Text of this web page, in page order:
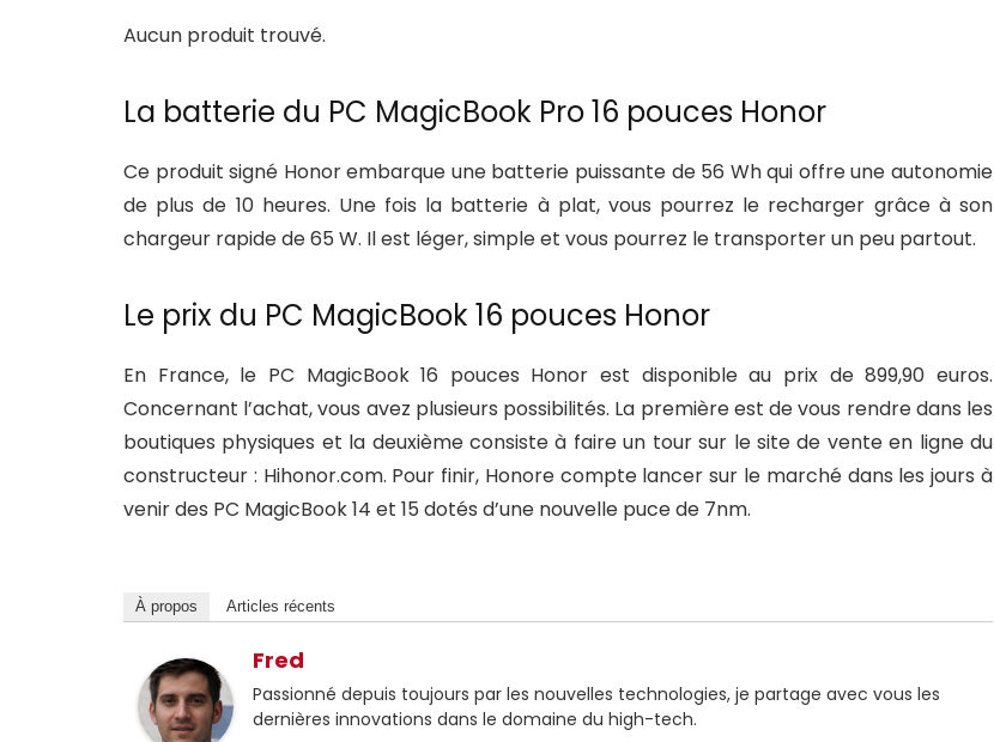
Aucun produit trouvé.
La batterie du PC MagicBook Pro 16 pouces Honor
Ce produit signé Honor embarque une batterie puissante de 56 Wh qui offre une autonomie
de plus de 10 heures. Une fois la batterie à plat, vous pourrez le recharger grâce à son
chargeur rapide de 65 W. Il est léger, simple et vous pourrez le transporter un peu partout.
Le prix du PC MagicBook 16 pouces Honor
En France, le PC MagicBook 16 pouces Honor est disponible au prix de 899,90 euros.
Concernant l’achat, vous avez plusieurs possibilités. La première est de vous rendre dans les
boutiques physiques et la deuxième consiste à faire un tour sur le site de vente en ligne du
constructeur : Hihonor.com. Pour finir, Honore compte lancer sur le marché dans les jours à
venir des PC MagicBook 14 et 15 dotés d’une nouvelle puce de 7nm.
À propos Articles récents
Fred
Passionné depuis toujours par les nouvelles technologies, je partage avec vous les
dernières innovations dans le domaine du high-tech.